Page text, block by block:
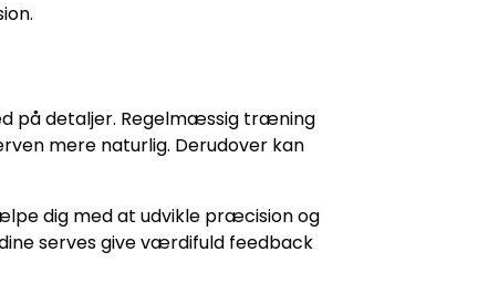
på detaljer. Regelmæssig træning
mere naturlig. Derudover kan
dig med at udvikle præcision og
serves give værdifuld feedback